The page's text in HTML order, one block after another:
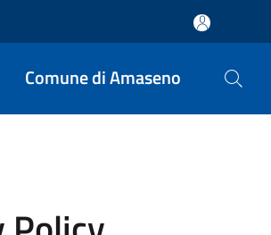
Comune di Amaseno